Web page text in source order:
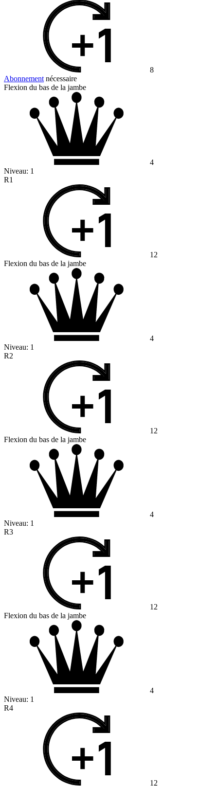
8
Abonnement nécessaire
Flexion du bas de la jambe
4
Niveau: 1
R1
12
Flexion du bas de la jambe
4
Niveau: 1
R2
12
Flexion du bas de la jambe
4
Niveau: 1
R3
12
Flexion du bas de la jambe
4
Niveau: 1
R4
12